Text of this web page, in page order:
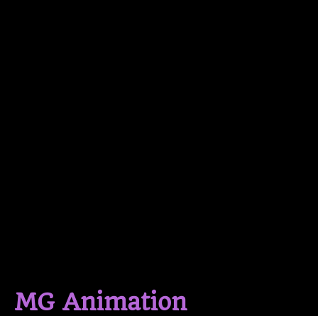
MG Animation